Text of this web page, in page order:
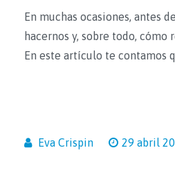
En muchas ocasiones, antes
hacernos y, sobre todo, cómo
En este artículo te contamos
Eva Crispin 29 abril